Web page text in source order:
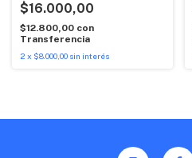
$16.000,00
$12.800,00 con
Transferencia
2 x $8.000,00 sin interés